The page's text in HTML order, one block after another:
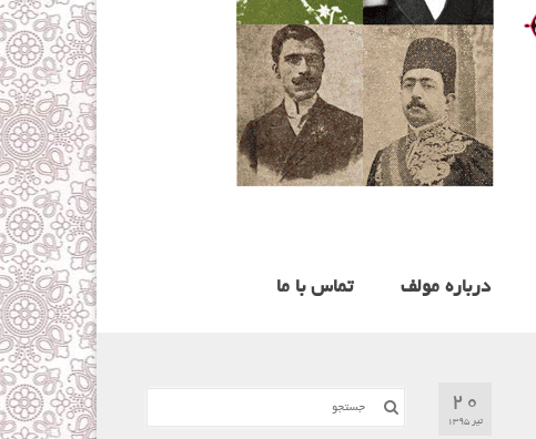
درباره مولف تماس با ما
۲۰
تیر ۱۳۹۵
جستجو